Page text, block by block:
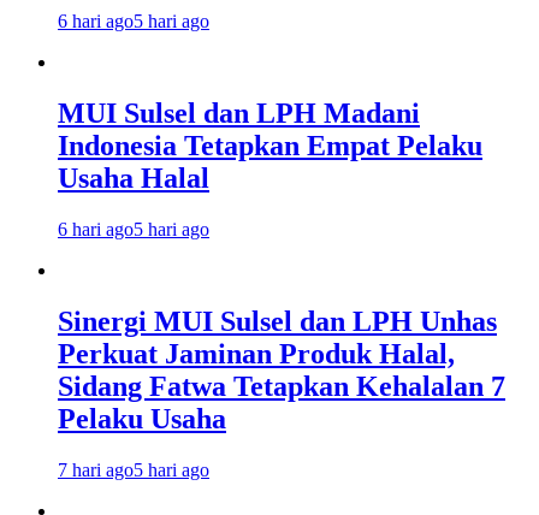
6 hari ago5 hari ago
MUI Sulsel dan LPH Madani
Indonesia Tetapkan Empat Pelaku
Usaha Halal
6 hari ago5 hari ago
Sinergi MUI Sulsel dan LPH Unhas
Perkuat Jaminan Produk Halal,
Sidang Fatwa Tetapkan Kehalalan 7
Pelaku Usaha
7 hari ago5 hari ago